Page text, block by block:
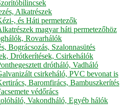
Alkatrészek
, és Háti permetezők
magyar háti permetezőhöz
Rovarhálók
Bográcsozás, Szalonnasütés
Drótkerítések, Csirkehálók
drótháló, Vadháló
csirkeháló, PVC bevonat is
Baromfirács, Bambuszkerítés
védőrács
Vakondháló, Egyéb hálók